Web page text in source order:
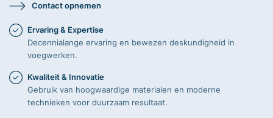
Contact opnemen
Ervaring & Expertise
Decennialange ervaring en bewezen deskundigheid in
voegwerken.
Kwaliteit & Innovatie
Gebruik van hoogwaardige materialen en moderne
technieken voor duurzaam resultaat.